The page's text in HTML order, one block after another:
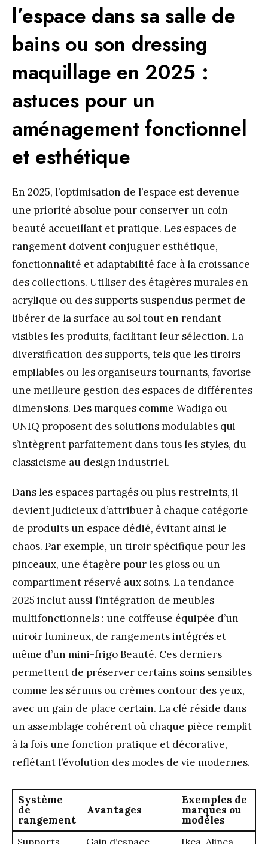
l’espace dans sa salle de
bains ou son dressing
maquillage en 2025 :
astuces pour un
aménagement fonctionnel
et esthétique
En 2025, l’optimisation de l’espace est devenue
une priorité absolue pour conserver un coin
beauté accueillant et pratique. Les espaces de
rangement doivent conjuguer esthétique,
fonctionnalité et adaptabilité face à la croissance
des collections. Utiliser des étagères murales en
acrylique ou des supports suspendus permet de
libérer de la surface au sol tout en rendant
visibles les produits, facilitant leur sélection. La
diversification des supports, tels que les tiroirs
empilables ou les organiseurs tournants, favorise
une meilleure gestion des espaces de différentes
dimensions. Des marques comme Wadiga ou
UNIQ proposent des solutions modulables qui
s’intègrent parfaitement dans tous les styles, du
classicisme au design industriel.
Dans les espaces partagés ou plus restreints, il
devient judicieux d’attribuer à chaque catégorie
de produits un espace dédié, évitant ainsi le
chaos. Par exemple, un tiroir spécifique pour les
pinceaux, une étagère pour les gloss ou un
compartiment réservé aux soins. La tendance
2025 inclut aussi l’intégration de meubles
multifonctionnels : une coiffeuse équipée d’un
miroir lumineux, de rangements intégrés et
même d’un mini-frigo Beauté. Ces derniers
permettent de préserver certains soins sensibles
comme les sérums ou crèmes contour des yeux,
avec un gain de place certain. La clé réside dans
un assemblage cohérent où chaque pièce remplit
à la fois une fonction pratique et décorative,
reflétant l’évolution des modes de vie modernes.
Système
de
rangement
Avantages
Exemples de
marques ou
modèles